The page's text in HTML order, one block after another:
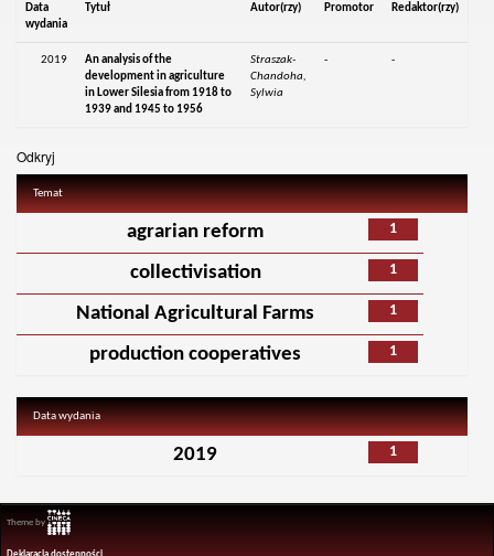
Data
wydania
Tytuł Autor(rzy) Promotor Redaktor(rzy)
2019
An analysis of the
development in agriculture
in Lower Silesia from 1918 to
1939 and 1945 to 1956
Straszak-
Chandoha,
Sylwia
- -
Odkryj
Temat
1
agrarian reform
1
collectivisation
1
National Agricultural Farms
1
production cooperatives
Data wydania
1
2019
Theme by